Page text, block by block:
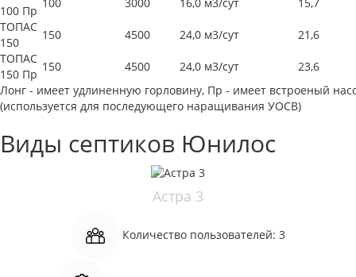
100 Пр
ТОПАС
150
150 4500 24,0 м3/сут
21,6
ТОПАС
150 Пр
150 4500 24,0 м3/сут
23,6
Лонг - имеет удлиненную горловину, Пр - имеет встроеный
(используется для последующего наращивания УОСВ)
Виды септиков Юнилос
Астра 3
Количество пользователей: 3